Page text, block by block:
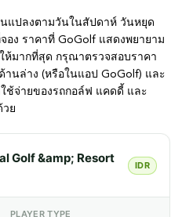
แปลงตามวันในสัปดาห์ วันหยุด
อง ราคาที่ GoGolf แสดงพยายาม
ห้มากที่สุด กรุณาตรวจสอบราคา
านล่าง (หรือในแอป GoGolf) และ
ช้จ่ายของรถกอล์ฟ แคดดี้ และ
ย